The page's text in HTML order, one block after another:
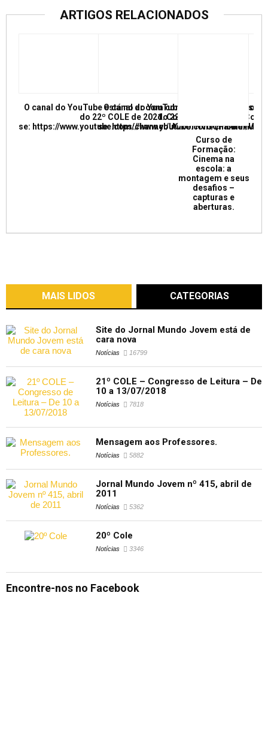
ARTIGOS RELACIONADOS
O canal do YouTube está no ar com conferências e mesas
do 22º COLE de 2021. Confira e inscreva
se: https://www.youtube.com/channel/
O canal do YouTube está no ar com
do 22º COLE de 2021.
se: https://www.youtube.com/channel/
Curso de
Formação:
Cinema na
escola: a
montagem e seus
desafios –
capturas e
aberturas.
MAIS LIDOS CATEGORIAS
Site do Jornal Mundo Jovem está de
cara nova
Notícias 16799
21º COLE – Congresso de Leitura – De
10 a 13/07/2018
Notícias 7818
Mensagem aos Professores.
Notícias 5882
Jornal Mundo Jovem nº 415, abril de
2011
Notícias 5362
20º Cole
Notícias 3346
Encontre-nos no Facebook